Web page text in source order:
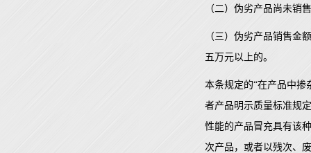
（二）伪劣产品尚未销
（三）伪劣产品销售金
五万元以上的。
本条规定的“在产品中掺
者产品明示质量标准规
性能的产品冒充具有该
次产品，或者以残次、